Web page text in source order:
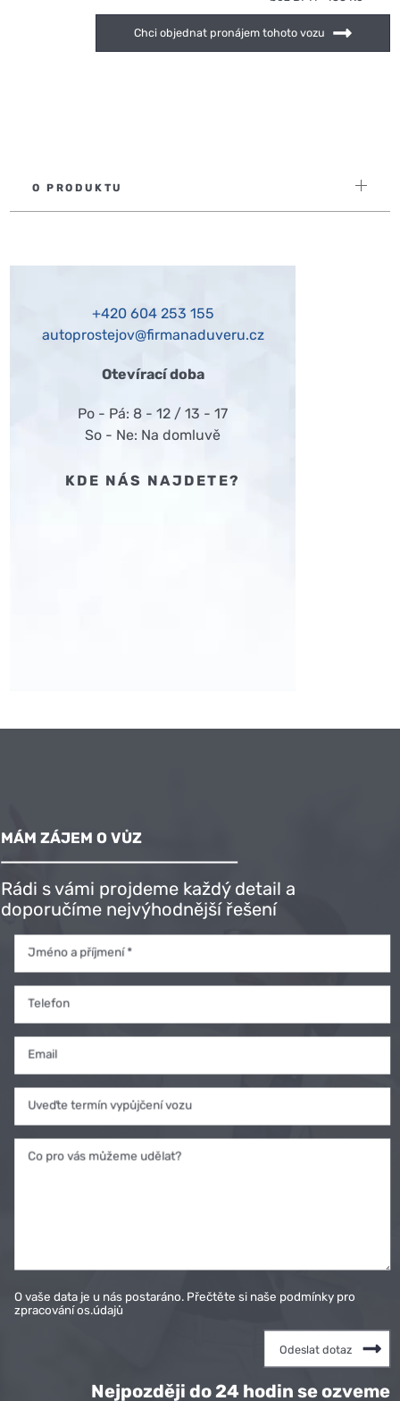
Chci objednat pronájem tohoto vozu
O PRODUKTU
+420 604 253 155
autoprostejov@firmanaduveru.cz
Otevírací doba
Po - Pá: 8 - 12 / 13 - 17
So - Ne: Na domluvě
KDE NÁS NAJDETE?
ZAHRANIČÍ?
SJEDNEJTE SI
POJIŠTĚNÍ
ONLINE.
MÁM ZÁJEM O VŮZ
Rádi s vámi projdeme každý detail a
doporučíme nejvýhodnější řešení
Jméno a příjmení *
Telefon
Email
Uveďte termín vypůjčení vozu
Co pro vás můžeme udělat?
O vaše data je u nás postaráno. Přečtěte si naše podmínky pro
zpracování os.údajů
Nejpozději do 24 hodin se ozveme